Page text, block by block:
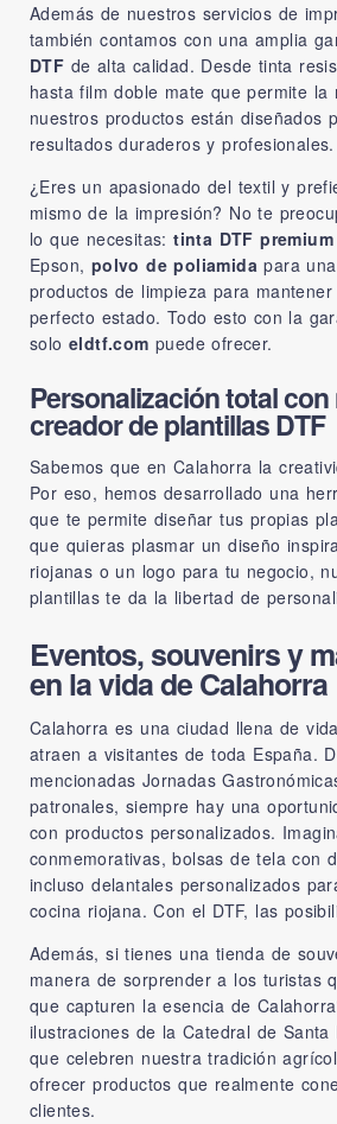
Además de nuestros servicios de
también contamos con una amplia
DTF de alta calidad. Desde tinta
hasta film doble mate que permite la
nuestros productos están diseñados
resultados duraderos y profesionales.
¿Eres un apasionado del textil y
mismo de la impresión? No te
lo que necesitas:tinta DTF premium
Epson, polvo de poliamida para
productos de limpieza para
perfecto estado. Todo esto con la
solo eldtf.com puede ofrecer.
Personalización total
creador de plantillas DTF
Sabemos que en Calahorra la
Por eso, hemos desarrollado una
que te permite diseñar tus propias
que quieras plasmar un diseño
riojanas o un logo para tu negocio,
plantillas te da la libertad de
Eventos, souvenirs y
en la vida de Calahorra
Calahorra es una ciudad llena de
atraen a visitantes de toda España.
mencionadas Jornadas
patronales, siempre hay una
con productos personalizados.
conmemorativas, bolsas de tela con
incluso delantales personalizados
cocina riojana. Con el DTF, las
Además, si tienes una tienda de
manera de sorprender a los turistas
que capturen la esencia de
ilustraciones de la Catedral de
que celebren nuestra tradición
ofrecer productos que realmente
clientes.